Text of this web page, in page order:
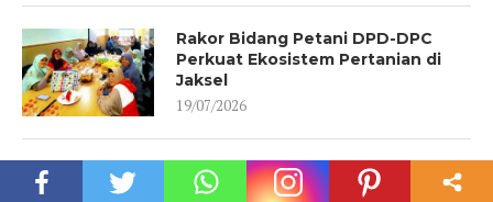
Rakor Bidang Petani DPD-DPC
Perkuat Ekosistem Pertanian di
Jaksel
19/07/2026
Tes Kebugaran PKS Cilandak:
Membangun Anggota yang Sehat,